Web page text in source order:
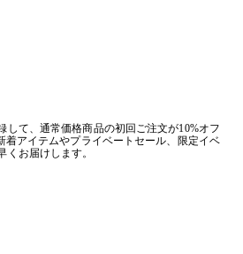
して、通常価格商品の初回ご注文が10%オフ
着アイテムやプライベートセール、限定イベ
くお届けします。